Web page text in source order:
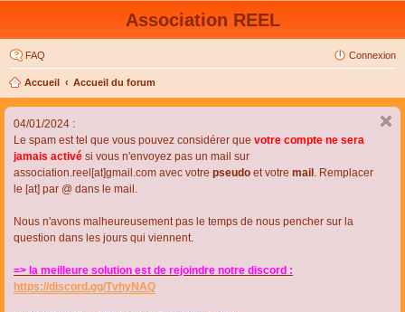
Association REEL
FAQ Connexion
Accueil Accueil du forum
04/01/2024 :
Le spam est tel que vous pouvez considérer que votre compte ne sera
jamais activé si vous n'envoyez pas un mail sur
association.reel[at]gmail.com avec votre pseudo et votre mail . Remplacer
le [at] par @ dans le mail.
Nous n'avons malheureusement pas le temps de nous pencher sur la
question dans les jours qui viennent.
=> la meilleure solution est de rejoindre notre discord :
https://discord.gg/TvhyNAQ